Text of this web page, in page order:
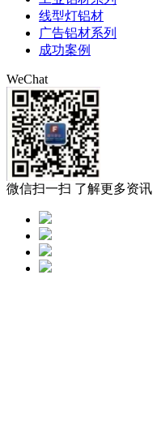
线型灯铝材
广告铝材系列
成功案例
WeChat
微信扫一扫 了解更多资讯